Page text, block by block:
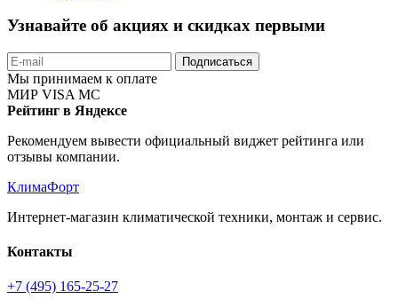
Узнавайте об акциях и скидках первыми
Подписаться
Мы принимаем к оплате
МИР VISA MC
Рейтинг в Яндексе
Рекомендуем вывести официальный виджет рейтинга или
отзывы компании.
КлимаФорт
Интернет-магазин климатической техники, монтаж и сервис.
Контакты
+7 (495) 165-25-27